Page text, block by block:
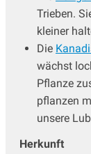
Trieben.
kleiner
Die
wächst
Pflanze
pflanzen
unsere
Herkunft